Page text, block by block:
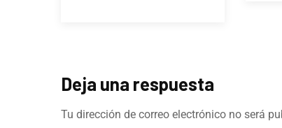
Deja una respuesta
Tu dirección de correo electrónico no será